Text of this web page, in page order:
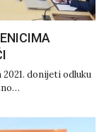
2021. donijeti odluku